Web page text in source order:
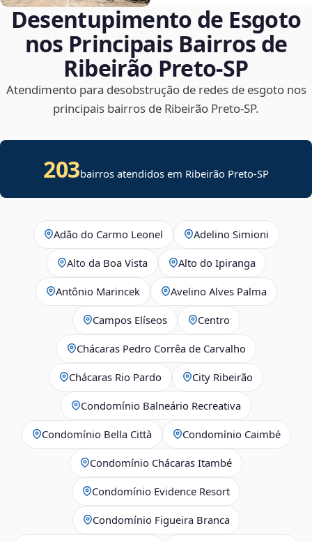
Desentupimento de Esgoto
nos Principais Bairros de
Ribeirão Preto‑SP
Atendimento para desobstrução de redes de esgoto nos
principais bairros de Ribeirão Preto‑SP.
203bairros atendidos em Ribeirão Preto-SP
Adão do Carmo Leonel Adelino Simioni
Alto da Boa Vista Alto do Ipiranga
Antônio Marincek Avelino Alves Palma
Campos Elíseos Centro
Chácaras Pedro Corrêa de Carvalho
Chácaras Rio Pardo City Ribeirão
Condomínio Balneário Recreativa
Condomínio Bella Città Condomínio Caimbé
Condomínio Chácaras Itambé
Condomínio Evidence Resort
Condomínio Figueira Branca